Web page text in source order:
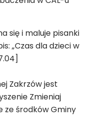
się i maluje pisanki
„Czas dla dzieci w
Zakrzów jest
Zmieniaj
ze środków Gminy